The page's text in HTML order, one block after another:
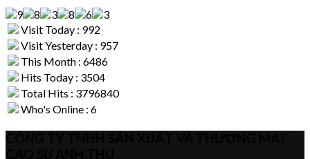
Visit Today : 992
Visit Yesterday : 957
This Month : 6486
Hits Today : 3504
Total Hits : 3796840
Who's Online : 6